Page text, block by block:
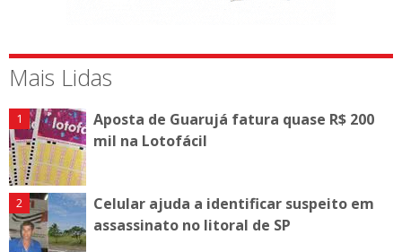
Mais Lidas
Aposta de Guarujá fatura quase R$ 200
mil na Lotofácil
Celular ajuda a identificar suspeito em
assassinato no litoral de SP